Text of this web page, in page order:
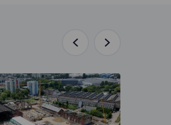
Poprzednia
Następna